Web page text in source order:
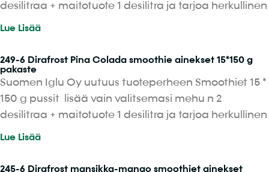
desilitraa + maitotuote 1 desilitra ja tarjoa herkullinen
Lue Lisää
249-6 Dirafrost Pina Colada smoothie ainekset 15*150 g
pakaste
Suomen Iglu Oy uutuus tuoteperheen Smoothiet 15 *
150 g pussit lisää vain valitsemasi mehu n 2
desilitraa + maitotuote 1 desilitra ja tarjoa herkullinen
Lue Lisää
245-6 Dirafrost mansikka-mango smoothiet ainekset